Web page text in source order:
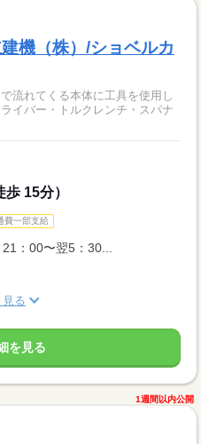
機（株）/ショベルカ
流れてくる本体に工具を使用し
イバー・トルクレンチ・スパナ
15分）
費一部支給
：00〜翌5：30...
見る
を見る
1週間以内公開